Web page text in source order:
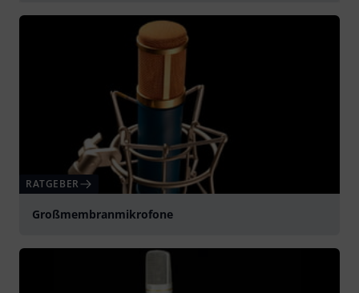
RATGEBER
Großmembranmikrofone